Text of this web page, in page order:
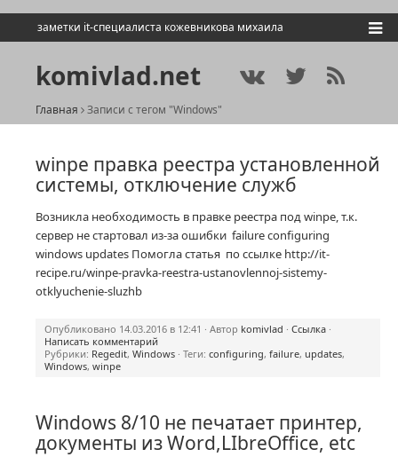
заметки it-специалиста кожевникова михаила
komivlad.net
Главная Записи с тегом "Windows"
winpe правка реестра установленной
системы, отключение служб
Возникла необходимость в правке реестра под winpe, т.к.
сервер не стартовал из-за ошибки failure configuring
windows updates Помогла статья по ссылке http://it-
recipe.ru/winpe-pravka-reestra-ustanovlennoj-sistemy-
otklyuchenie-sluzhb
Опубликовано 14.03.2016 в 12:41 · Автор komivlad · Ссылка ·
Написать комментарий
Рубрики: Regedit, Windows · Теги: configuring, failure, updates,
Windows, winpe
Windows 8/10 не печатает принтер,
документы из Word,LIbreOffice, etc